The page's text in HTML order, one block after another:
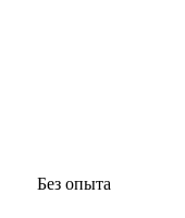
Без опыта